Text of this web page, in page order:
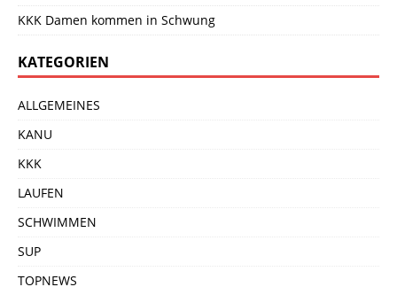
KKK Damen kommen in Schwung
KATEGORIEN
ALLGEMEINES
KANU
KKK
LAUFEN
SCHWIMMEN
SUP
TOPNEWS